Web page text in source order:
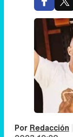
Por Redacción |